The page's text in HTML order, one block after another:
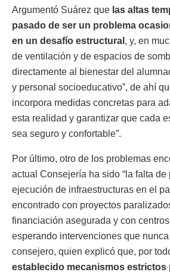
Argumentó Suárez que las altas
pasado de ser un problema
en un desafío estructural , y, en
de ventilación y de espacios de
directamente al bienestar del
y personal socioeducativo”, de ahí
incorpora medidas concretas para
esta realidad y garantizar que cada
sea seguro y confortable”.
Por último, otro de los problemas
actual Consejería ha sido “la falta
ejecución de infraestructuras en el
encontrado con proyectos
financiación asegurada y con
esperando intervenciones que nunca
consejero, quien explicó que, por
establecido mecanismos estrictos